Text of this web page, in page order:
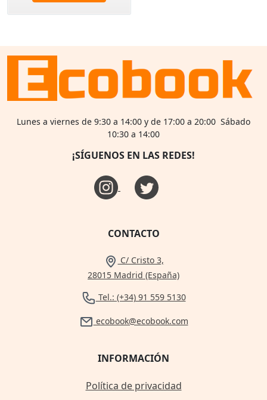
Lunes a viernes de 9:30 a 14:00 y de 17:00 a 20:00 Sábado
10:30 a 14:00
¡SÍGUENOS EN LAS REDES!
CONTACTO
C/ Cristo 3,
28015 Madrid (España)
Tel.: (+34) 91 559 5130
ecobook@ecobook.com
INFORMACIÓN
Política de privacidad